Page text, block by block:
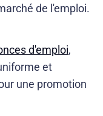
de l'emploi.
d'emploi,
et
une promotion